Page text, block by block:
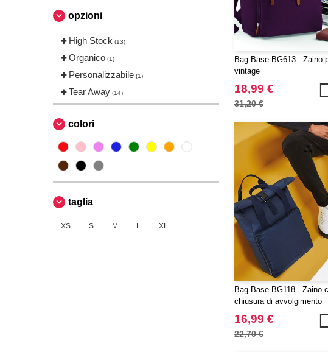
opzioni
High Stock (13)
Organico (1)
Personalizzabile (1)
Tear Away (14)
colori
taglia
XS S M L XL
Bag Base BG613 - Zaino
vintage
18,99 €
31,20 €
Bag Base BG118 - Zaino
chiusura di avvolgimento
16,99 €
22,70 €